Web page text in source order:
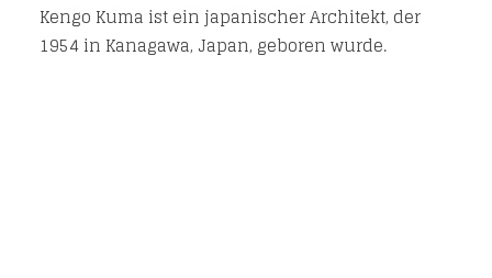
Kengo Kuma ist ein japanischer Architekt, der
1954 in Kanagawa, Japan, geboren wurde.